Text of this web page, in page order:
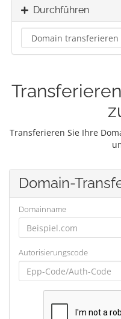
Durchführen
Transferieren Sie Ihre
Domain-
Domainname
Autorisierungscode